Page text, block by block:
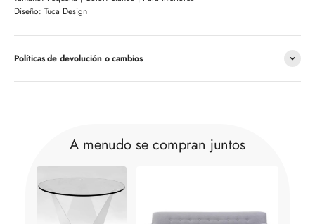
Diseño: Tuca Design
Políticas de devolución o cambios
A menudo se compran juntos